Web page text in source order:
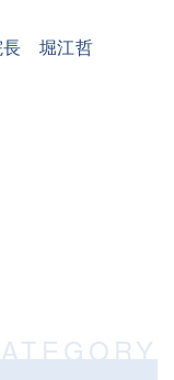
長 堀江哲